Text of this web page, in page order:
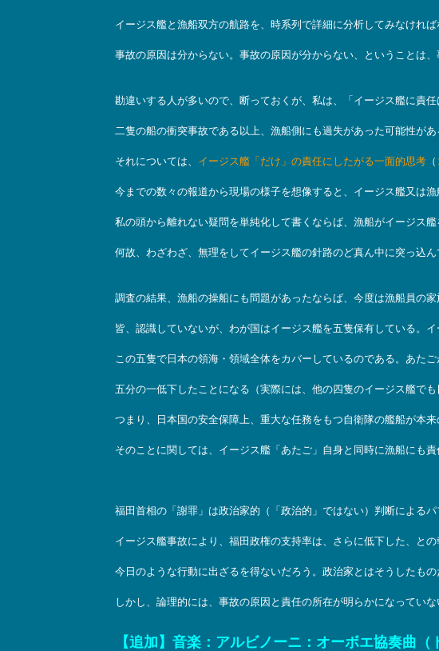
イージス艦と漁船双方の航路を、時系列で詳細に分析してみなけれ
事故の原因は分からない。事故の原因が分からない、ということは
勘違いする人が多いので、断っておくが、私は、「イージス艦に責
二隻の船の衝突事故である以上、漁船側にも過失があった可能性があ
それについては、 イージス艦「だけ」の責任にしたがる一面的思考 （
今までの数々の報道から現場の様子を想像すると、イージス艦又は
私の頭から離れない疑問を単純化して書くならば、漁船がイージス
何故、わざわざ、無理をしてイージス艦の針路のど真ん中に突っ込
調査の結果、漁船の操船にも問題があったならば、今度は漁船員の
皆、認識していないが、わが国はイージス艦を五隻保有している。
この五隻で日本の領海・領域全体をカバーしているのである。あた
五分の一低下したことになる（実際には、他の四隻のイージス艦でも
つまり、日本国の安全保障上、重大な任務をもつ自衛隊の艦船が本来
そのことに関しては、イージス艦「あたご」自身と同時に漁船にも責
福田首相の「謝罪」は政治家的（「政治的」ではない）判断による
イージス艦事故により、福田政権の支持率は、さらに低下した、と
今日のような行動に出ざるを得ないだろう。政治家とはそうしたもの
しかし、論理的には、事故の原因と責任の所在が明らかになってい
【追加】音楽：アルビノーニ：オーボエ協奏曲